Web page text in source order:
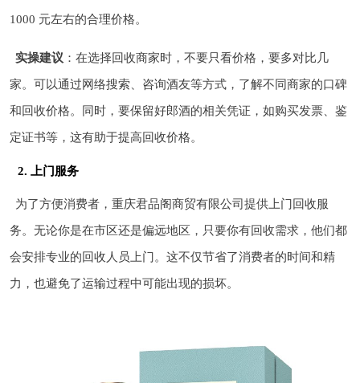
1000 元左右的合理价格。
实操建议 ：在选择回收商家时，不要只看价格，要多对比几
家。可以通过网络搜索、咨询酒友等方式，了解不同商家的口碑
和回收价格。同时，要保留好郎酒的相关凭证，如购买发票、鉴
定证书等，这有助于提高回收价格。
2. 上门服务
为了方便消费者，重庆君品阁商贸有限公司提供上门回收服
务。无论你是在市区还是偏远地区，只要你有回收需求，他们都
会安排专业的回收人员上门。这不仅节省了消费者的时间和精
力，也避免了运输过程中可能出现的损坏。